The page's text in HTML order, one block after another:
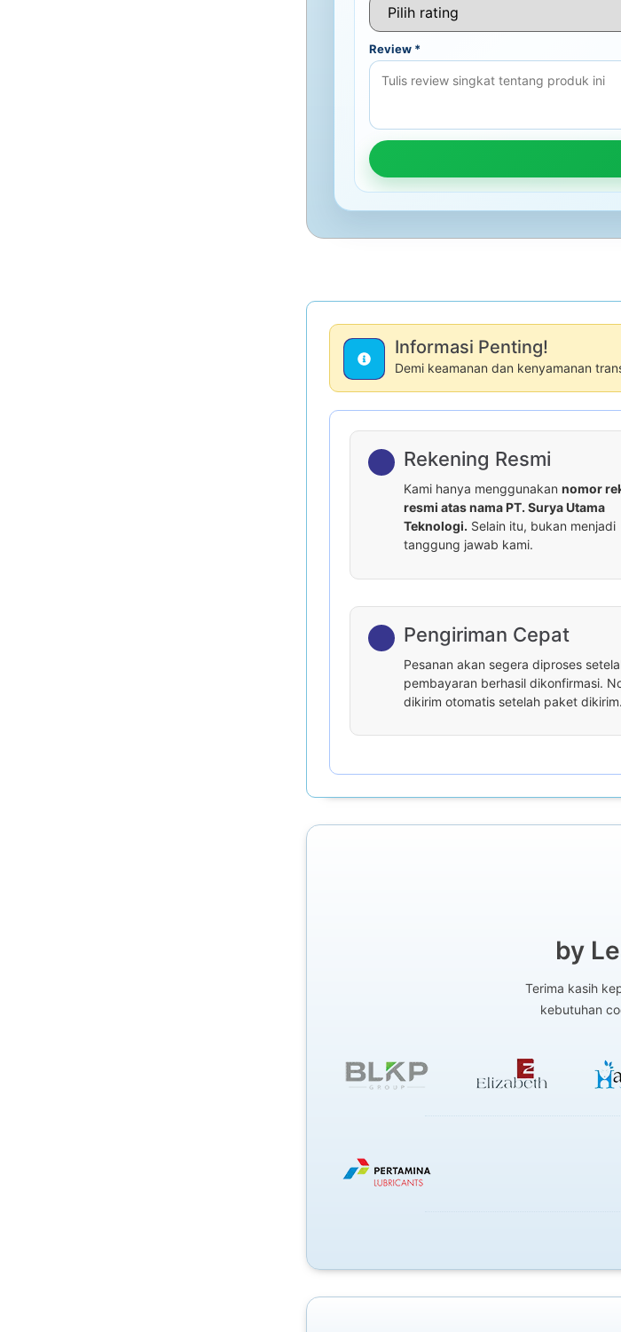
Review *
Informasi Penting!
Demi keamanan dan kenyamanan
Rekening Resmi
Kami hanya menggunakannomor
resmi atas nama PT. Surya Utama
Teknologi. Selain itu, bukan menjadi
tanggung jawab kami.
Pengiriman Cepat
Pesanan akan segera diproses
pembayaran berhasil dikonfirmasi.
dikirim otomatis setelah paket dikirim.
by
Terima kasih
kebutuhan